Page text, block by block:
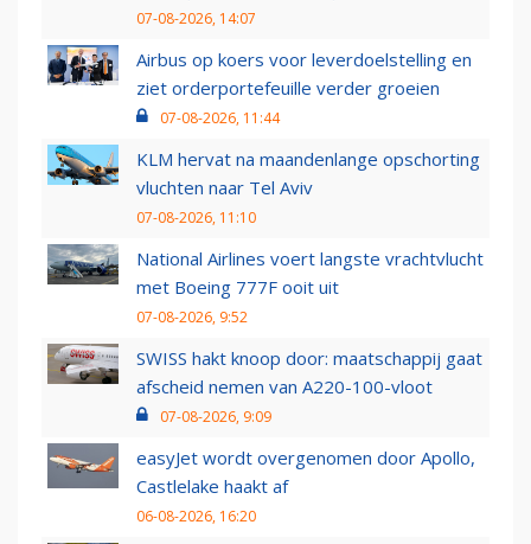
07-08-2026, 14:07
Airbus op koers voor leverdoelstelling en
ziet orderportefeuille verder groeien
07-08-2026, 11:44
KLM hervat na maandenlange opschorting
vluchten naar Tel Aviv
07-08-2026, 11:10
National Airlines voert langste vrachtvlucht
met Boeing 777F ooit uit
07-08-2026, 9:52
SWISS hakt knoop door: maatschappij gaat
afscheid nemen van A220-100-vloot
07-08-2026, 9:09
easyJet wordt overgenomen door Apollo,
Castlelake haakt af
06-08-2026, 16:20